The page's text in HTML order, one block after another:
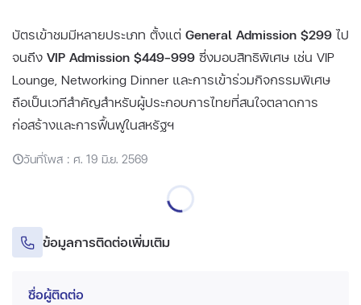
บัตรเข้าชมมีหลายประเภท ตั้งแต่ General Admission $299ไป
จนถึง VIP Admission $449–999 ซึ่งมอบสิทธิพิเศษ เช่น VIP
Lounge, Networking Dinner และการเข้าร่วมกิจกรรมพิเศษ
ถือเป็นเวทีสำคัญสำหรับผู้ประกอบการไทยที่สนใจตลาดการ
ก่อสร้างและการฟื้นฟูในสหรัฐฯ
วันที่โพส : ศ. 19 มิ.ย. 2569
ข้อมูลการติดต่อเพิ่มเติม
ชื่อผู้ติดต่อ